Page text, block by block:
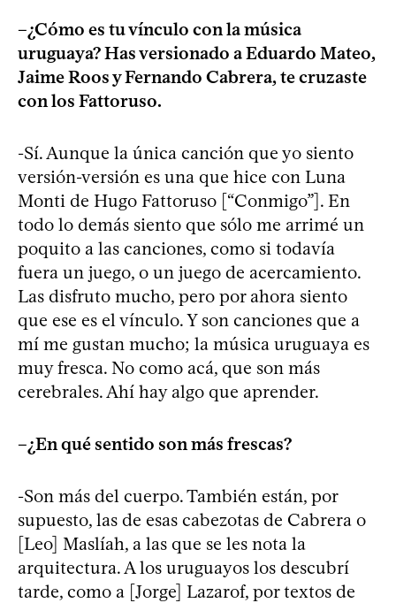
–¿Cómo es tu vínculo con la música
uruguaya? Has versionado a Eduardo Mateo,
Jaime Roos y Fernando Cabrera, te cruzaste
con los Fattoruso.
-Sí. Aunque la única canción que yo siento
versión-versión es una que hice con Luna
Monti de Hugo Fattoruso [“Conmigo”]. En
todo lo demás siento que sólo me arrimé un
poquito a las canciones, como si todavía
fuera un juego, o un juego de acercamiento.
Las disfruto mucho, pero por ahora siento
que ese es el vínculo. Y son canciones que a
mí me gustan mucho; la música uruguaya es
muy fresca. No como acá, que son más
cerebrales. Ahí hay algo que aprender.
–¿En qué sentido son más frescas?
-Son más del cuerpo. También están, por
supuesto, las de esas cabezotas de Cabrera o
[Leo] Maslíah, a las que se les nota la
arquitectura. A los uruguayos los descubrí
tarde, como a [Jorge] Lazarof, por textos de